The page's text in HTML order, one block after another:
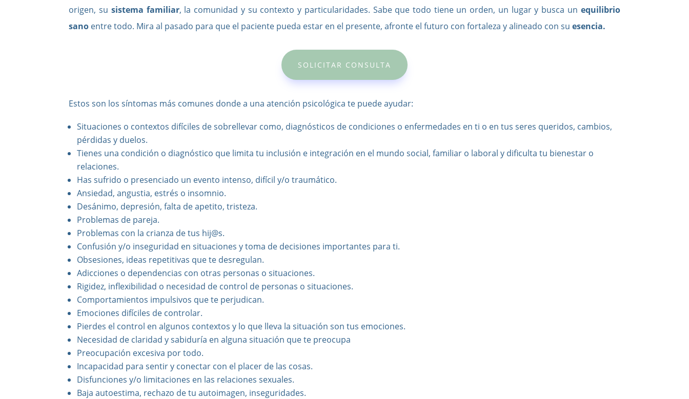
origen, su sistema familiar, la comunidad y su contexto y particularidades. Sabe que todo tiene un orden, un lugar y busca un equilibrio
sano entre todo. Mira al pasado para que el paciente pueda estar en el presente, afronte el futuro con fortaleza y alineado con suesencia.
SOLICITAR CONSULTA
Estos son los síntomas más comunes donde a una atención psicológica te puede ayudar:
Situaciones o contextos difíciles de sobrellevar como, diagnósticos de condiciones o enfermedades en ti o en tus seres queridos, cambios,
pérdidas y duelos.
Tienes una condición o diagnóstico que limita tu inclusión e integración en el mundo social, familiar o laboral y dificulta tu bienestar o
relaciones.
Has sufrido o presenciado un evento intenso, difícil y/o traumático.
Ansiedad, angustia, estrés o insomnio.
Desánimo, depresión, falta de apetito, tristeza.
Problemas de pareja.
Problemas con la crianza de tus hij@s.
Confusión y/o inseguridad en situaciones y toma de decisiones importantes para ti.
Obsesiones, ideas repetitivas que te desregulan.
Adicciones o dependencias con otras personas o situaciones.
Rigidez, inflexibilidad o necesidad de control de personas o situaciones.
Comportamientos impulsivos que te perjudican.
Emociones difíciles de controlar.
Pierdes el control en algunos contextos y lo que lleva la situación son tus emociones.
Necesidad de claridad y sabiduría en alguna situación que te preocupa
Preocupación excesiva por todo.
Incapacidad para sentir y conectar con el placer de las cosas.
Disfunciones y/o limitaciones en las relaciones sexuales.
Baja autoestima, rechazo de tu autoimagen, inseguridades.